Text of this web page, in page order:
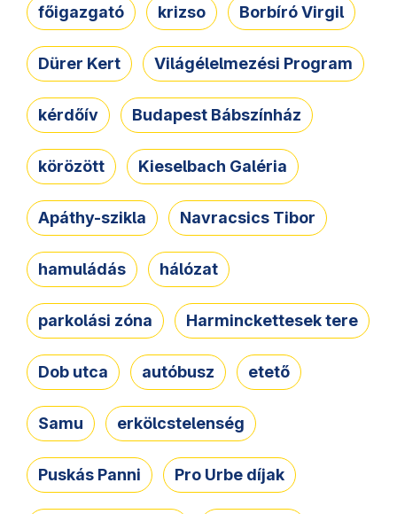
főigazgató krizso Borbíró Virgil
Dürer Kert Világélelmezési Program
kérdőív Budapest Bábszínház
körözött Kieselbach Galéria
Apáthy-szikla Navracsics Tibor
hamuládás hálózat
parkolási zóna Harminckettesek tere
Dob utca autóbusz etető
Samu erkölcstelenség
Puskás Panni Pro Urbe díjak